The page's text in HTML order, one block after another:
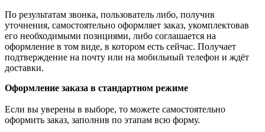
По результатам звонка, пользователь либо, получив
уточнения, самостоятельно оформляет заказ, укомплектовав
его необходимыми позициями, либо соглашается на
оформление в том виде, в котором есть сейчас. Получает
подтверждение на почту или на мобильный телефон и ждёт
доставки.
Оформление заказа в стандартном режиме
Если вы уверены в выборе, то можете самостоятельно
оформить заказ, заполнив по этапам всю форму.